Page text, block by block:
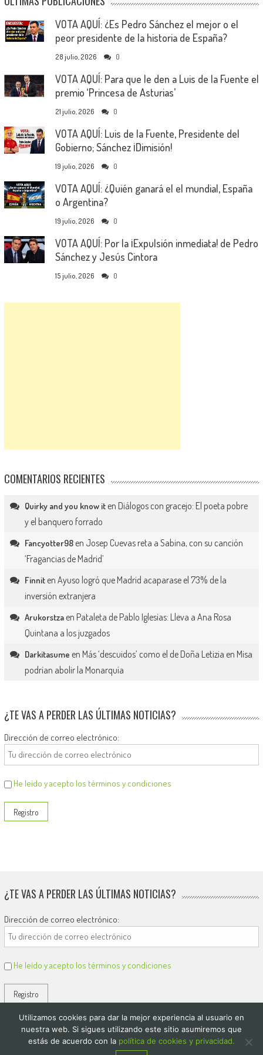
VOTA AQUÍ: ¿Es Pedro Sánchez el mejor o el
peor presidente de la historia de España?
28 julio, 2026 0
VOTA AQUÍ: Para que le den a Luis de la Fuente el
premio ‘Princesa de Asturias’
21 julio, 2026 0
VOTA AQUÍ: Luis de la Fuente, Presidente del
Gobierno; Sánchez ¡Dimisión!
19 julio, 2026 0
VOTA AQUÍ: ¿Quién ganará el el mundial, España
o Argentina?
19 julio, 2026 0
VOTA AQUÍ: Por la ¡Expulsión inmediata! de Pedro
Sánchez y Jesús Cintora
15 julio, 2026 0
COMENTARIOS RECIENTES
Quirky and you know iten Diálogos con gracejo: El poeta pobre
y el banquero forrado
Fancyotter98en Josep Cuevas reta a Sabina, con su canción
‘Fragancias de Madrid’
Finniten Ayuso logró que Madrid acaparase el 73% de la
inversión extranjera
Arukorstzaen Pataleta de Pablo Iglesias: Lleva a Ana Rosa
Quintana a los juzgados
Darkitasume en Más ‘descuidos’ como el de Doña Letizia en Misa
podrían abolir la Monarquía
¿TE VAS A PERDER LAS ÚLTIMAS NOTICIAS?
Dirección de correo electrónico:
He leído y acepto los términos y condiciones
¿TE VAS A PERDER LAS ÚLTIMAS NOTICIAS?
Dirección de correo electrónico:
He leído y acepto los términos y condiciones
Utilizamos cookies para dar la mejor experiencia al usuario en
nuestra web. Si sigues utilizando este sitio asumiremos que
estás de acuerdo con la política de cookies y privacidad.